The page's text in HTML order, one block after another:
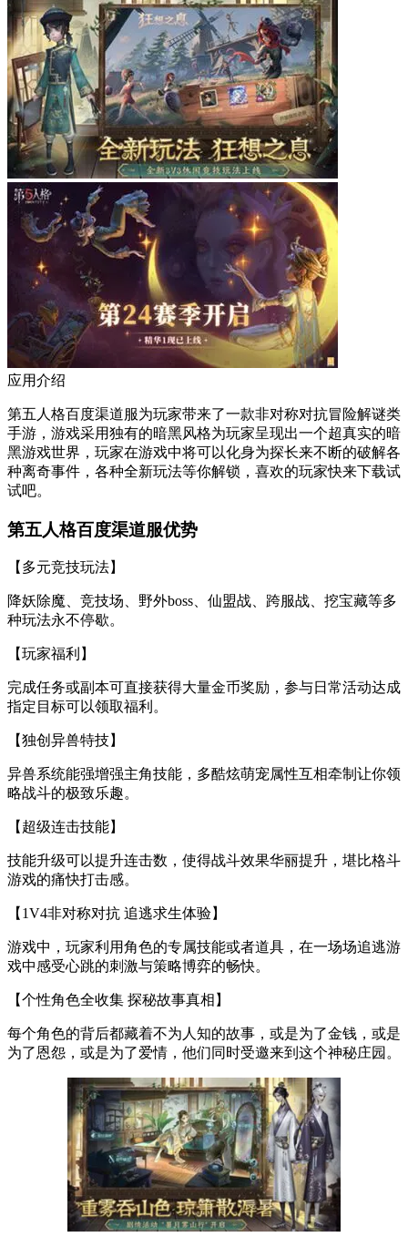
应用介绍
第五人格百度渠道服为玩家带来了一款非对称对抗冒险解谜类
手游，游戏采用独有的暗黑风格为玩家呈现出一个超真实的暗
黑游戏世界，玩家在游戏中将可以化身为探长来不断的破解各
种离奇事件，各种全新玩法等你解锁，喜欢的玩家快来下载试
试吧。
第五人格百度渠道服优势
【多元竞技玩法】
降妖除魔、竞技场、野外boss、仙盟战、跨服战、挖宝藏等多
种玩法永不停歇。
【玩家福利】
完成任务或副本可直接获得大量金币奖励，参与日常活动达成
指定目标可以领取福利。
【独创异兽特技】
异兽系统能强增强主角技能，多酷炫萌宠属性互相牵制让你领
略战斗的极致乐趣。
【超级连击技能】
技能升级可以提升连击数，使得战斗效果华丽提升，堪比格斗
游戏的痛快打击感。
【1V4非对称对抗 追逃求生体验】
游戏中，玩家利用角色的专属技能或者道具，在一场场追逃游
戏中感受心跳的刺激与策略博弈的畅快。
【个性角色全收集 探秘故事真相】
每个角色的背后都藏着不为人知的故事，或是为了金钱，或是
为了恩怨，或是为了爱情，他们同时受邀来到这个神秘庄园。